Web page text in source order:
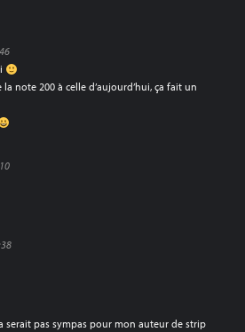
note 200 à celle d’aujourd’hui, ça fait un
serait pas sympas pour mon auteur de strip